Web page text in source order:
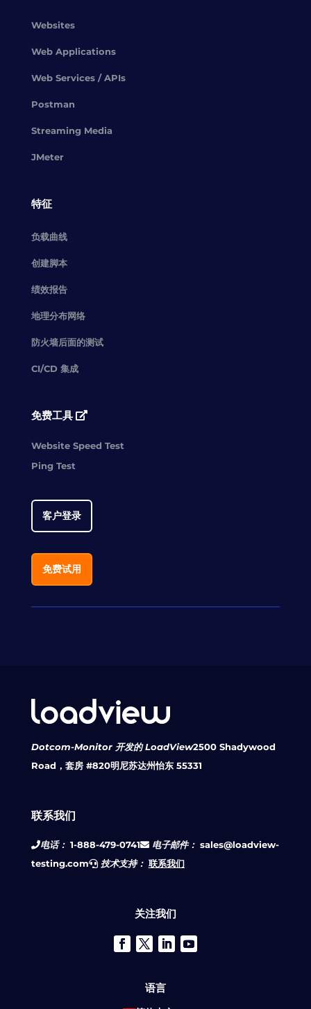
Websites
Web Applications
Web Services / APIs
Postman
Streaming Media
JMeter
特征
负载曲线
创建脚本
绩效报告
地理分布网络
防火墙后面的测试
CI/CD 集成
免费工具
Website Speed Test
Ping Test
客户登录
免费试用
Dotcom-Monitor 开发的 LoadView2500 Shadywood
Road，套房 #820明尼苏达州怡东 55331
联系我们
电话： 1-888-479-0741 电子邮件： sales@loadview-
testing.com
技术支持： 联系我们
关注我们
语言